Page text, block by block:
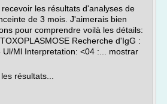
les résultats d'analyses de
de 3 mois. J'aimerais bien
pour comprendre voilà les détails:
Recherche d'IgG :
Ul/Ml Interpretation: <04 :... mostrar
résultats...